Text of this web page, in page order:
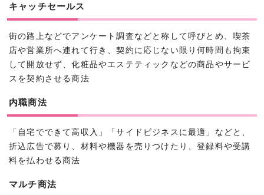
キャッチセールス
街の路上などでアンケート調査などと称して呼びとめ、喫茶
店や営業所へ連れて行き、契約に応じない限り何時間も拘束
して開放せず、化粧品やエステティックなどの商品やサービ
スを契約させる商法
内職商法
「自宅でできて高収入」「サイドビジネスに最適」などと、
折込広告で募り、材料や機器を売りつけたり、登録料や受講
料を払わせる商法
マルチ商法